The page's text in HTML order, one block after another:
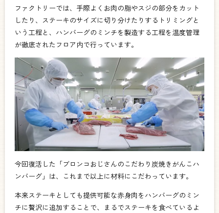
ファクトリーでは、手際よくお肉の脂やスジの部分をカット
したり、ステーキのサイズに切り分けたりするトリミングと
いう工程と、ハンバーグのミンチを製造する工程を温度管理
が徹底されたフロア内で行っています。
今回復活した「ブロンコおじさんのこだわり炭焼きがんこハ
ンバーグ」は、これまで以上に材料にこだわっています。
本来ステーキとしても提供可能な赤身肉をハンバーグのミン
チに贅沢に追加することで、まるでステーキを食べているよ